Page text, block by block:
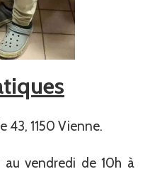
43, 1150 Vienne.
vendredi de 10h à